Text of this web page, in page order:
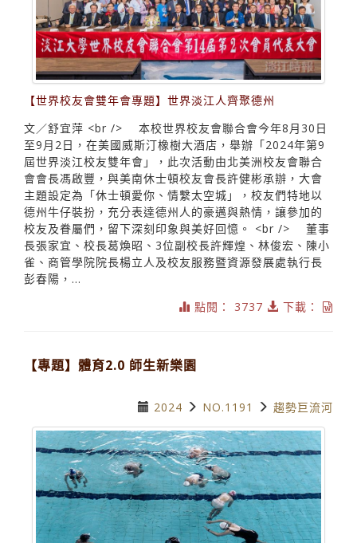
【世界校友會雙年會專題】世界淡江人齊聚德州
文／舒宜萍 <br /> 本校世界校友會聯合會今年8月30日
至9月2日，在美國威斯汀橡樹大酒店，舉辦「2024年第9
屆世界淡江校友雙年會」，此次活動由北美洲校友會聯合
會會長馮啟豐，與美南休士頓校友會長許健彬承辦，大會
主題設定為「休士頓愛你、情繫太空城」，校友們特地以
德州牛仔裝扮，充分表達德州人的豪邁與熱情，讓參加的
校友及眷屬們，留下深刻印象與美好回憶。 <br /> 董事
長張家宜、校長葛煥昭、3位副校長許輝煌、林俊宏、陳小
雀、商管學院院長楊立人及校友服務暨資源發展處執行長
彭春陽，...
點閱： 3737
下載：
【專題】體育2.0 師生新樂園
2024 NO.1191 趨勢巨流河